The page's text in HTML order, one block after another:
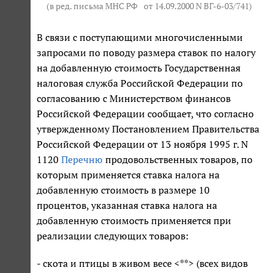
(в ред. письма МНС РФ от 14.09.2000 N ВГ-6-03/741)
В связи с поступающими многочисленными
запросами по поводу размера ставок по налогу
на добавленную стоимость Государственная
налоговая служба Российской Федерации по
согласованию с Министерством финансов
Российской Федерации сообщает, что согласно
утвержденному Постановлением Правительства
Российской Федерации от 13 ноября 1995 г. N
1120 Перечню продовольственных товаров, по
которым применяется ставка налога на
добавленную стоимость в размере 10
процентов, указанная ставка налога на
добавленную стоимость применяется при
реализации следующих товаров:
- скота и птицы в живом весе <**> (всех видов